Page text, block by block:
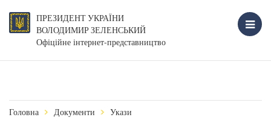
ПРЕЗИДЕНТ УКРАЇНИ
ВОЛОДИМИР ЗЕЛЕНСЬКИЙ
Офіційне інтернет-представництво
Головна Документи Укази